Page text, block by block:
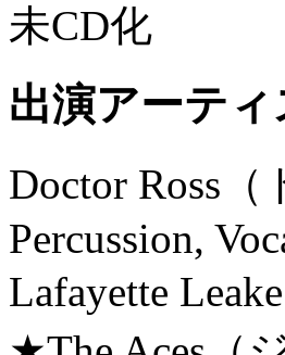
未CD化
出演アーテ
Doctor Ross
Percussion,
Lafayette